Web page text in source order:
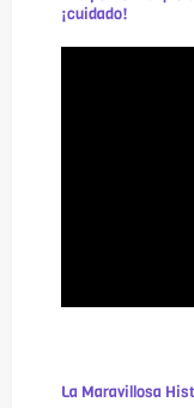
¡cuidado!
La Maravillosa